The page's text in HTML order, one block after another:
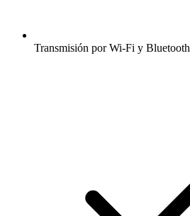
Transmisión por Wi-Fi y Bluetooth